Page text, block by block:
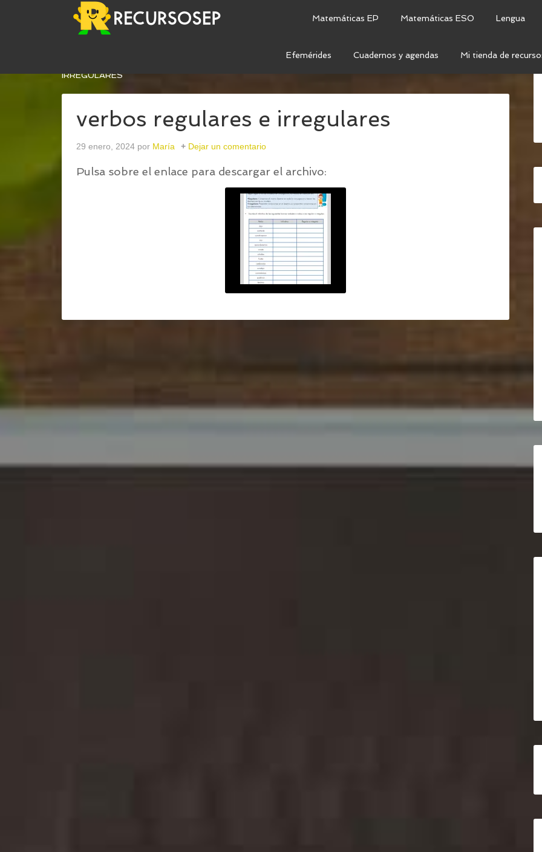
Matemáticas EP Matemáticas ESO Lengua
Efemérides Cuadernos y agendas Mi tienda de
VERBOS REGULARES E
IRREGULARES
verbos regulares e irregulares
29 enero, 2024 por María Dejar un comentario
Pulsa sobre el enlace para descargar el archivo: